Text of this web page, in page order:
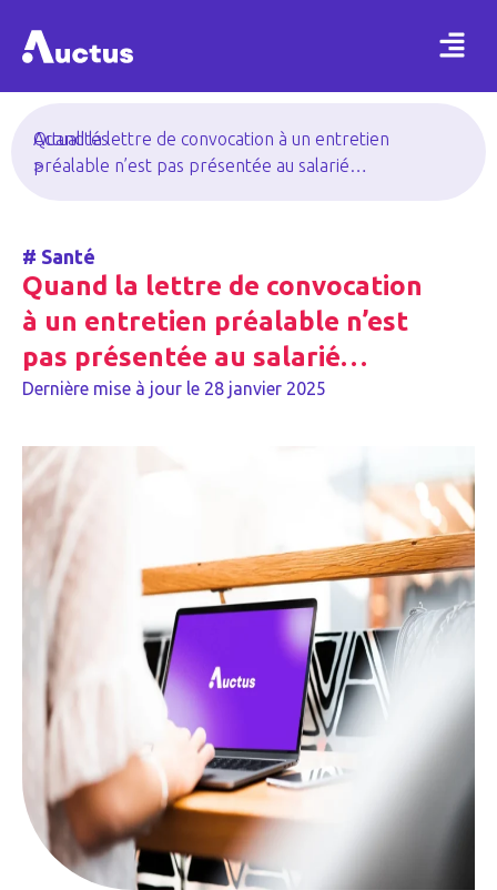
Actualités
>
Quand la lettre de convocation à un entretien
préalable n’est pas présentée au salarié…
# Santé
Quand la lettre de convocation
à un entretien préalable n’est
pas présentée au salarié…
Dernière mise à jour le 28 janvier 2025